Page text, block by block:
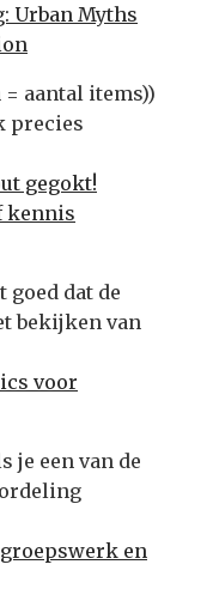
Urban Myths
= aantal items))
precies
gegokt!
kennis
dat de
bekijken van
voor
je een van de
en